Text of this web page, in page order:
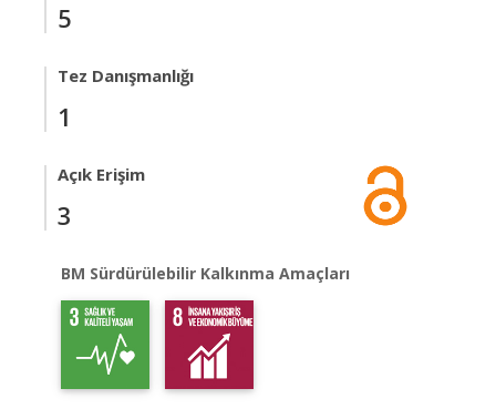
5
Tez Danışmanlığı
1
Açık Erişim
3
BM Sürdürülebilir Kalkınma Amaçları